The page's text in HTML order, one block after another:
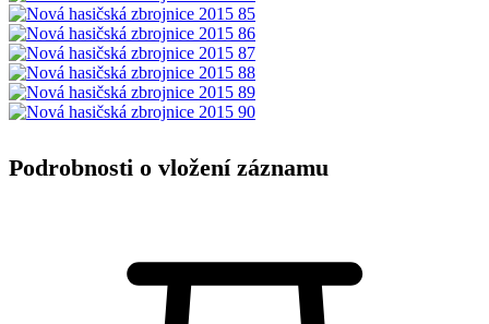
Podrobnosti o vložení záznamu